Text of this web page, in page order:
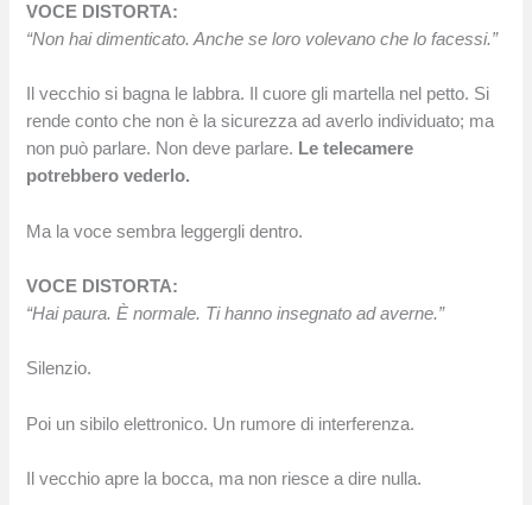
VOCE DISTORTA:
“Non hai dimenticato. Anche se loro volevano che lo facessi.”
Il vecchio si bagna le labbra. Il cuore gli martella nel petto. Si
rende conto che non è la sicurezza ad averlo individuato; ma
non può parlare. Non deve parlare. Le telecamere
potrebbero vederlo.
Ma la voce sembra leggergli dentro.
VOCE DISTORTA:
“Hai paura. È normale. Ti hanno insegnato ad averne.”
Silenzio.
Poi un sibilo elettronico. Un rumore di interferenza.
Il vecchio apre la bocca, ma non riesce a dire nulla.